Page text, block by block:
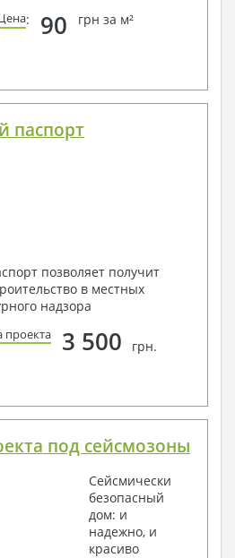
: 90 грн за м²
паспорт
позволяет получит
в местных
надзора
проекта 3 500 грн.
под сейсмозоны
Сейсмически
безопасный
дом: и
надежно, и
красиво